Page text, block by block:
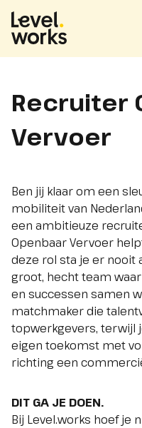
Homepage
Recruiter
Vervoer
Ben jij klaar om een
mobiliteit van
een ambitieuze
Openbaar Vervoer
deze rol sta je er nooit
groot, hecht team
en successen samen
matchmaker die
topwerkgevers, terwijl
eigen toekomst met
richting een
DIT GA JE DOEN.
Bij Level.works hoef je